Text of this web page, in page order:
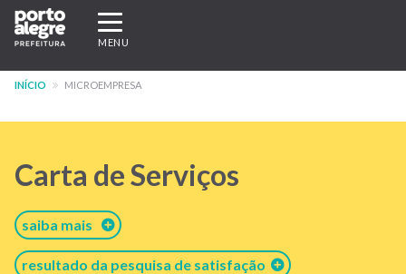
Pular
para
conteúdo
Expandir/recolher
navegação
MENU
INÍCIO MICROEMPRESA
Carta de Serviços
saiba mais
resultado da pesquisa de satisfação